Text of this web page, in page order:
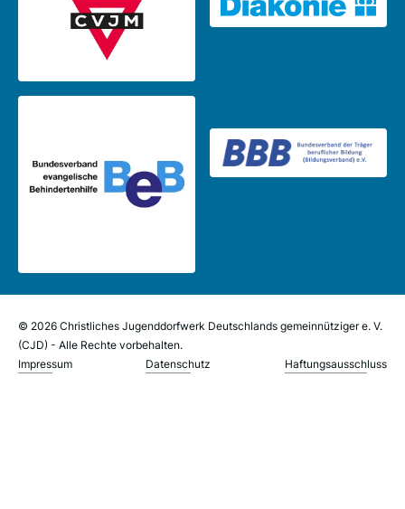
© 2026 Christliches Jugenddorfwerk Deutschlands gemeinnütziger e. V.
(CJD) - Alle Rechte vorbehalten.
Impressum
Datenschutz Haftungsausschluss